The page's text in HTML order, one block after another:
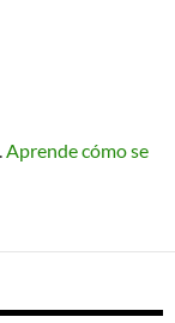
Aprende cómo se